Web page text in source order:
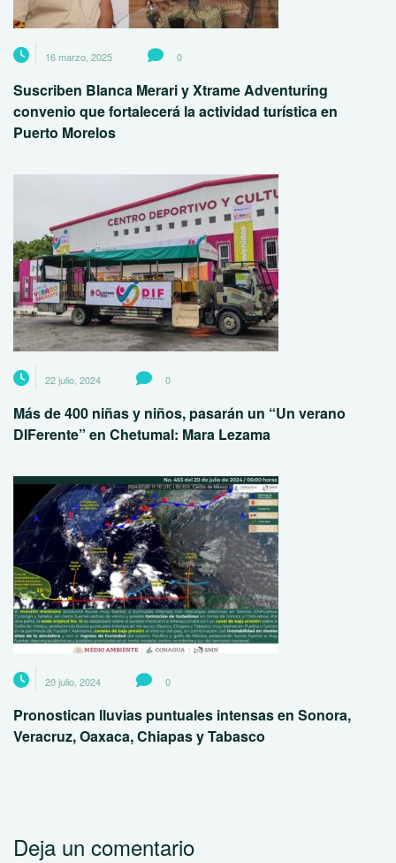
16 marzo, 2025 0
Suscriben Blanca Merari y Xtrame Adventuring
convenio que fortalecerá la actividad turística en
Puerto Morelos
22 julio, 2024 0
Más de 400 niñas y niños, pasarán un “Un verano
DIFerente” en Chetumal: Mara Lezama
20 julio, 2024 0
Pronostican lluvias puntuales intensas en Sonora,
Veracruz, Oaxaca, Chiapas y Tabasco
Deja un comentario